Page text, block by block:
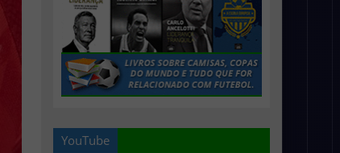
YouTube